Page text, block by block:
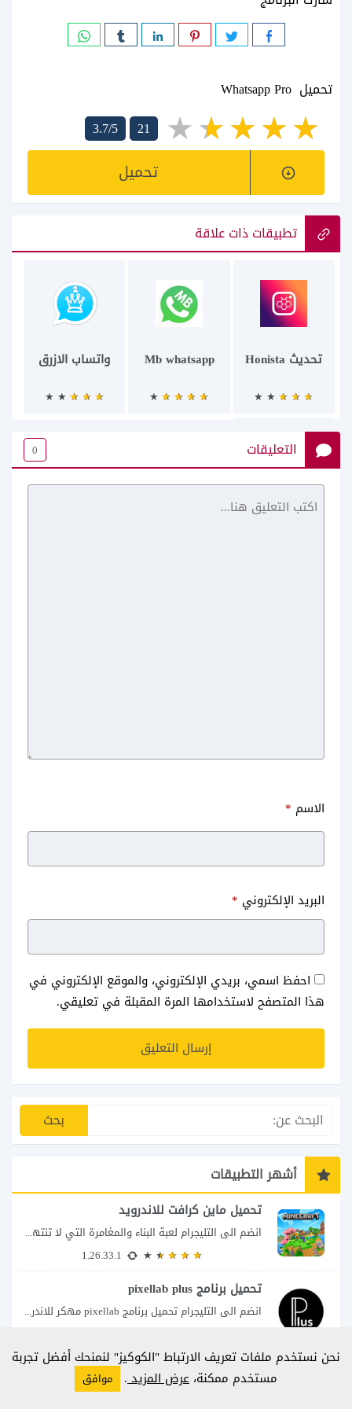
تحميل Whatsapp Pro
3.7/5
21
تحميل
تطبيقات ذات علاقة
تحديث Honista Mb whatsapp واتساب الازرق
انستا الايفون
التعليقات 0
الاسم *
البريد الإلكتروني *
احفظ اسمي، بريدي الإلكتروني، والموقع الإلكتروني في
هذا المتصفح لاستخدامها المرة المقبلة في تعليقي.
أشهر التطبيقات
تحميل ماين كرافت للاندرويد
انضم الى التليجرام لعبة البناء والمغامرة التي لا تنتهي Minecraft إذا كنت تبحث عن...
تحميل برنامج pixellab plus
انضم الى التليجرام تحميل برنامج pixellab مهكر للاندرويد يعتبر تطبيق بيكسلاب من اشهر تطبيقات...
لعبة ماين كرافت للكمبيوتر
نحن نستخدم ملفات تعريف الارتباط "الكوكيز" لنمنحك أفضل تجربة
مستخدم ممكنة، عرض المزيد. موافق